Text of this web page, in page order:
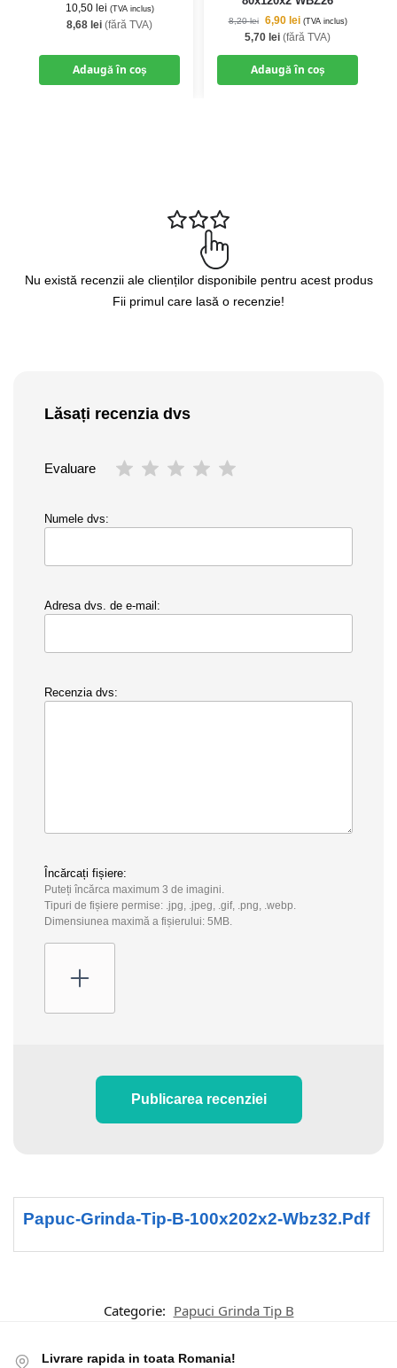
10,50 lei (TVA inclus)
8,68 lei (fără TVA)
Adaugă în coș
8,20lei 6,90 lei (TVA inclus)
5,70 lei (fără TVA)
Adaugă în coș
Nu există recenzii ale clienților disponibile pentru acest produs
Fii primul care lasă o recenzie!
Lăsați recenzia dvs
Evaluare
Numele dvs:
Adresa dvs. de e-mail:
Recenzia dvs:
Încărcați fișiere:
Puteți încărca maximum 3 de imagini.
Tipuri de fișiere permise: .jpg, .jpeg, .gif, .png, .webp.
Dimensiunea maximă a fișierului: 5MB.
Publicarea recenziei
Papuc-Grinda-Tip-B-100x202x2-Wbz32.pdf
Categorie: Papuci Grinda Tip B
Livrare rapida in toata Romania!